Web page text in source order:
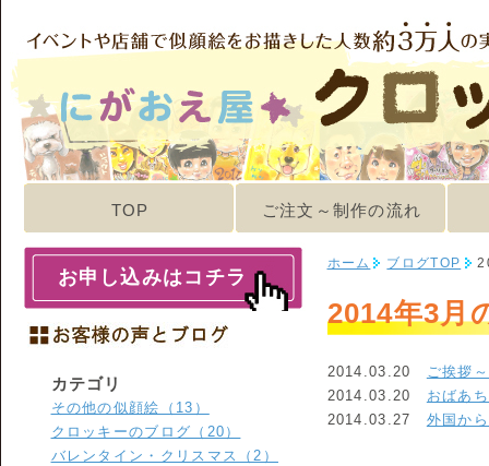
TOP ご注文～制作の流れ
ホーム ブログTOP
2014年3月
2014.03.20 ご挨拶
2014.03.20 おばあ
2014.03.27 外国か
お申し込みはコチラ
カテゴリ
その他の似顔絵（13）
クロッキーのブログ（20）
バレンタイン・クリスマス（2）